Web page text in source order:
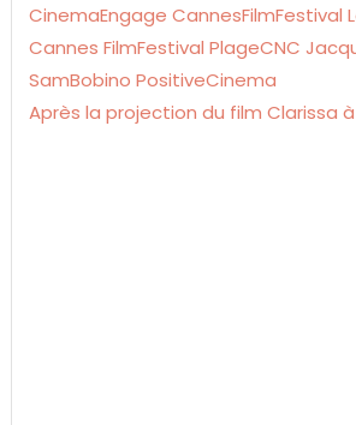
Après la projection du film Clarissa